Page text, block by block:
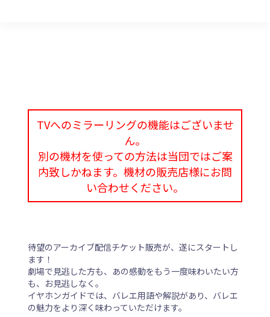
TVへのミラーリングの機能はございませ
ん。
別の機材を使っての方法は当団ではご案
内致しかねます。機材の販売店様にお問
い合わせください。
️待望のアーカイブ配信チケット販売が、遂にスタートし
ます！
劇場で見逃した方も、あの感動をもう一度味わいたい方
も、お見逃しなく。
イヤホンガイドでは、バレエ用語や解説があり、バレエ
の魅力をより深く味わっていただけます。